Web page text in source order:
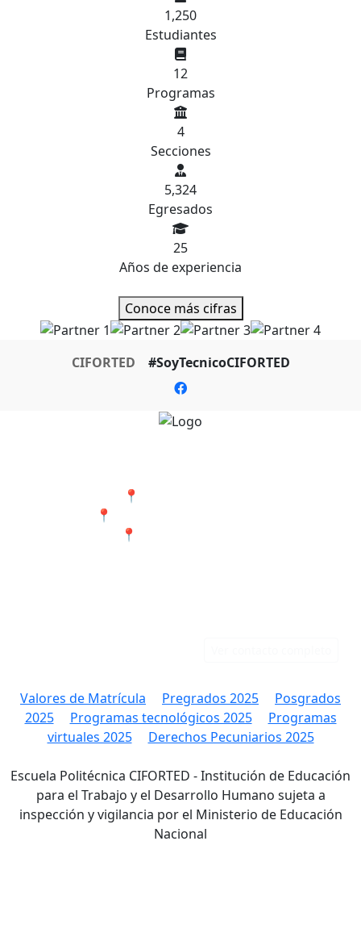
1,250
Estudiantes
12
Programas
4
Secciones
5,324
Egresados
25
Años de experiencia
Conoce más cifras
CIFORTED #SoyTecnicoCIFORTED
📍 Cali - San Bosco
📍 Jamundí - Barrio Popular
📍 Tumaco - Nariño
Valores de Matrícula Pregrados 2025
Posgrados
2025
Programas tecnológicos 2025
Programas
virtuales 2025
Derechos Pecuniarios 2025
Escuela Politécnica CIFORTED - Institución de Educación
para el Trabajo y el Desarrollo Humano sujeta a
inspección y vigilancia por el Ministerio de Educación
Nacional